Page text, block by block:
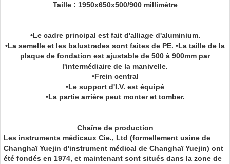
Taille : 1950x650x500/900 millimètre
•Le cadre principal est fait d'alliage d'aluminium.
•La semelle et les balustrades sont faites de PE. •La taille de la
plaque de fondation est ajustable de 500 à 900mm par
l'intermédiaire de la manivelle.
•Frein central
•Le support d'I.V. est équipé
•La partie arrière peut monter et tomber.
Chaîne de production
Les instruments médicaux Cie., Ltd (formellement usine de
Changhaï Yuejin d'instrument médical de Changhaï Yuejin) ont
été fondés en 1974, et maintenant sont situés dans la zone de